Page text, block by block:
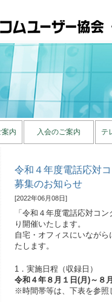
内 入会のご案内 テ
令和４年度電話応対
募集のお知らせ
[2022年06月08日]
「令和４年度電話応対コ
り開催いたします。
自宅・オフィスにいなが
たします。
1．実施日程（収録日）
令和４年８月１日(月)～８
※時間帯等は、下表を参照